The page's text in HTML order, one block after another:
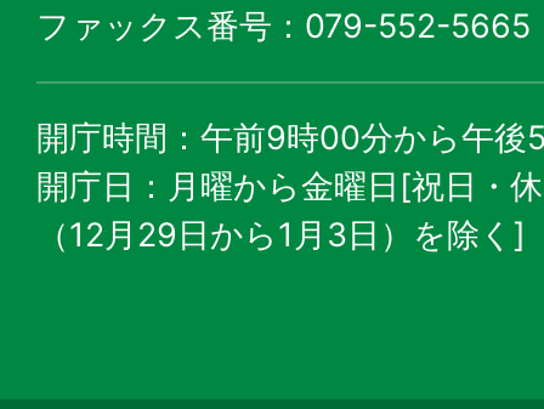
ファックス番号：079-552-5665
開庁時間：午前9時00分から午後
開庁日：月曜から金曜日[祝日・
（12月29日から1月3日）を除く]